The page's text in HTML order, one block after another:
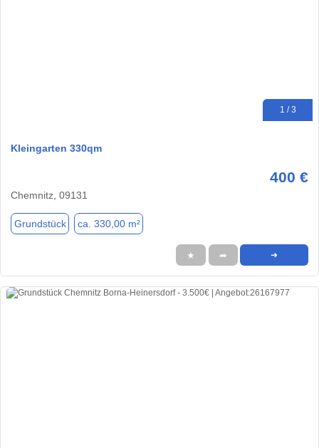
1 / 3
Kleingarten 330qm
400 €
Chemnitz, 09131
Grundstück ca. 330,00 m²
★ ➦ ➜